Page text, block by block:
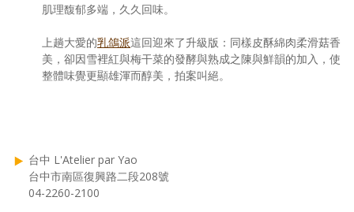
肌理馥郁多端，久久回味。
上趟大愛的乳鴿派這回迎來了升級版：同樣皮酥綿肉柔滑菇香
美，卻因雪裡紅與梅干菜的發酵與熟成之陳與鮮韻的加入，使
整體味覺更顯雄渾而醇美，拍案叫絕。
台中 L'Atelier par Yao
台中市南區復興路二段208號
04-2260-2100